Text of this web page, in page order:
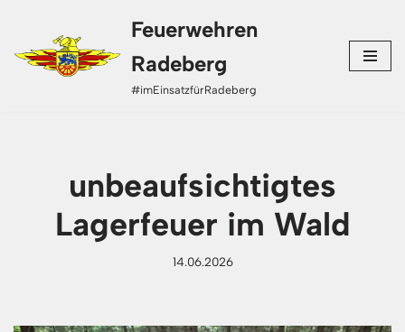
Zum
Inhalt
Feuerwehren
Radeberg
#imEinsatzfürRadeberg
unbeaufsichtigtes
Lagerfeuer im Wald
14.06.2026